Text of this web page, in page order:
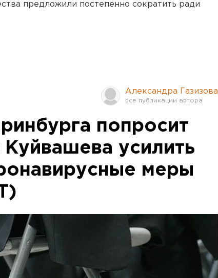
предложили постепенно сократить ради
Александра Газизова
попросит
Куйвашева усилить
меры